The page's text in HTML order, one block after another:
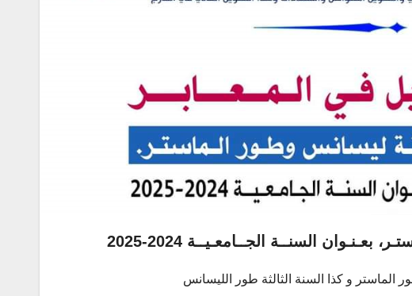
السنــة الجــامعـيــة 2024-2025
الماستر و كذا السنة الثالثة طور الليسانس